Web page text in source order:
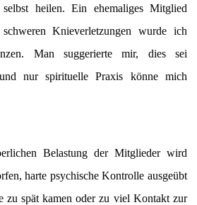
selbst heilen. Ein ehemaliges Mitglied
Knieverletzungen wurde ich
Man suggerierte mir, dies sei
nur spirituelle Praxis könne mich
Belastung der Mitglieder wird
harte psychische Kontrolle ausgeübt
zu spät kamen oder zu viel Kontakt zur